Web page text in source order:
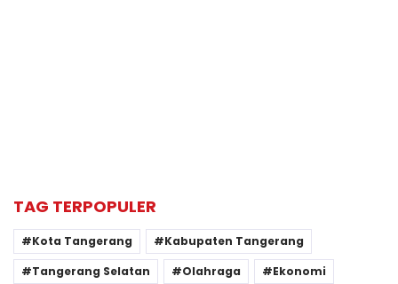
TAG TERPOPULER
Kota Tangerang
Kabupaten Tangerang
Tangerang Selatan
Olahraga
Ekonomi